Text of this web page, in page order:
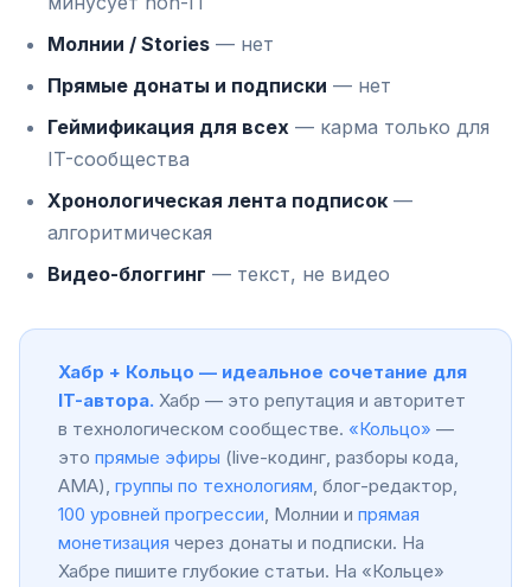
Молнии / Stories — нет
Прямые донаты и подписки — нет
Геймификация для всех — карма только для
IT-сообщества
Хронологическая лента подписок —
алгоритмическая
Видео-блоггинг — текст, не видео
Хабр + Кольцо — идеальное сочетание для
IT-автора. Хабр — это репутация и авторитет
в технологическом сообществе. «Кольцо» —
это прямые эфиры (live-кодинг, разборы кода,
AMA), группы по технологиям, блог-редактор,
100 уровней прогрессии, Молнии и прямая
монетизация через донаты и подписки. На
Хабре пишите глубокие статьи. На «Кольце»